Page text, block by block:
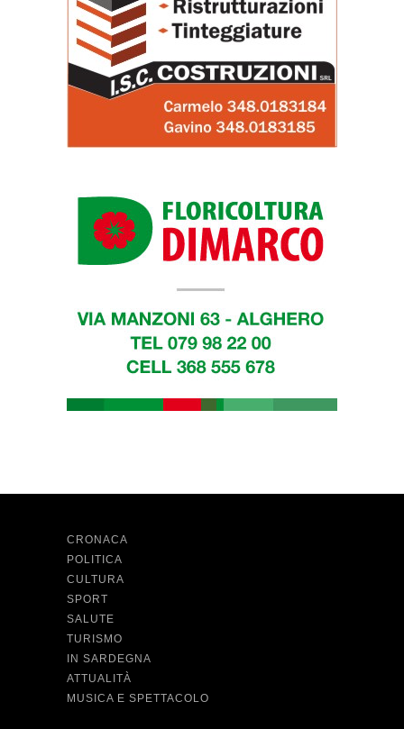
CRONACA
POLITICA
CULTURA
SPORT
SALUTE
TURISMO
IN SARDEGNA
ATTUALITÀ
MUSICA E SPETTACOLO